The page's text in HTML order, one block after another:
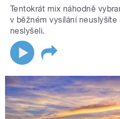
Tentokrát mix náhodně
v běžném vysílání
neslyšeli.